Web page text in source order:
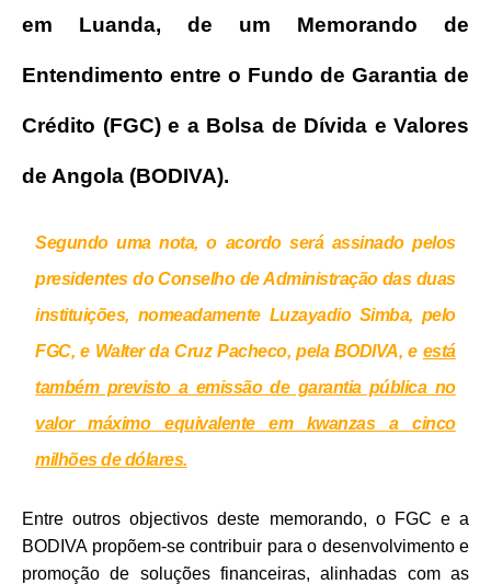
em Luanda, de um Memorando de
Entendimento entre o Fundo de Garantia de
Crédito (FGC) e a Bolsa de Dívida e Valores
de Angola (BODIVA).
Segundo uma nota, o acordo será assinado pelos
presidentes do Conselho de Administração das duas
instituições, nomeadamente Luzayadio Simba, pelo
FGC, e Walter da Cruz Pacheco, pela BODIVA, e está
também previsto a emissão de garantia pública no
valor máximo equivalente em kwanzas a cinco
milhões de dólares.
Entre outros objectivos deste memorando, o FGC e a
BODIVA propõem-se contribuir para o desenvolvimento e
promoção de soluções financeiras, alinhadas com as